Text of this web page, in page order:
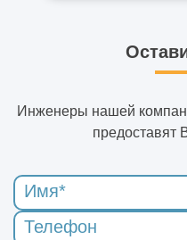
Инженеры нашей
предоставят